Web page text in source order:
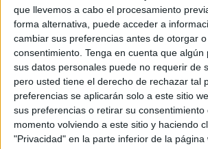
que llevemos a cabo el procesamiento
forma alternativa, puede acceder a
cambiar sus preferencias antes de otorgar
consentimiento. Tenga en cuenta que algún
sus datos personales puede no requerir de
pero usted tiene el derecho de rechazar tal
preferencias se aplicarán solo a este sitio
sus preferencias o retirar su consentimiento
momento volviendo a este sitio y haciendo
"Privacidad" en la parte inferior de la página
Sirenas para alertar y
La activación de las sirenas en Setti
comuna de Ourika, tiene como objetivo
la población residente y a los turistas
inminente. Estas señales son
oficiales de evacuación, y buscan
mediante una movilización rápida y